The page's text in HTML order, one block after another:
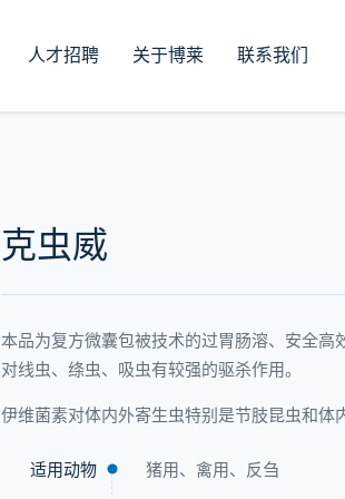
人才招聘 关于博莱 联系我们
克虫威
本品为复方微囊包被技术的过胃肠溶、安全高
对线虫、绦虫、吸虫有较强的驱杀作用。
伊维菌素对体内外寄生虫特别是节肢昆虫和体
适用动物 猪用、禽用、反刍